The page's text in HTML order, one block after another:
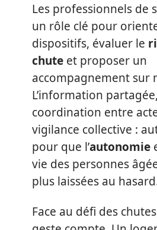
Les professionnels de
un rôle clé pour
dispositifs, évaluer le
chute et proposer un
accompagnement sur
L’information
coordination entre
vigilance collective :
pour que l’autonomie
vie des personnes
plus laissées au
Face au défi des